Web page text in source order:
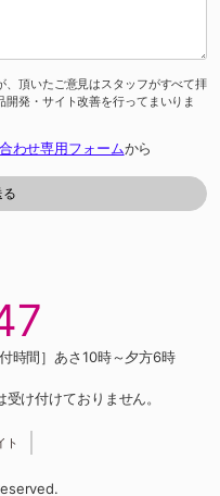
、頂いたご意見はスタッフがすべて拝
発・サイト改善を行ってまいりま
わせ専用フォームから
時間］あさ10時～夕方6時
け付けておりません。
ト